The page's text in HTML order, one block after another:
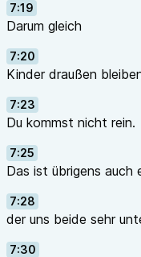
7:19
Darum gleich
7:20
Kinder draußen
7:23
Du kommst nicht rein.
7:25
Das ist übrigens auch
7:28
der uns beide sehr
7:30